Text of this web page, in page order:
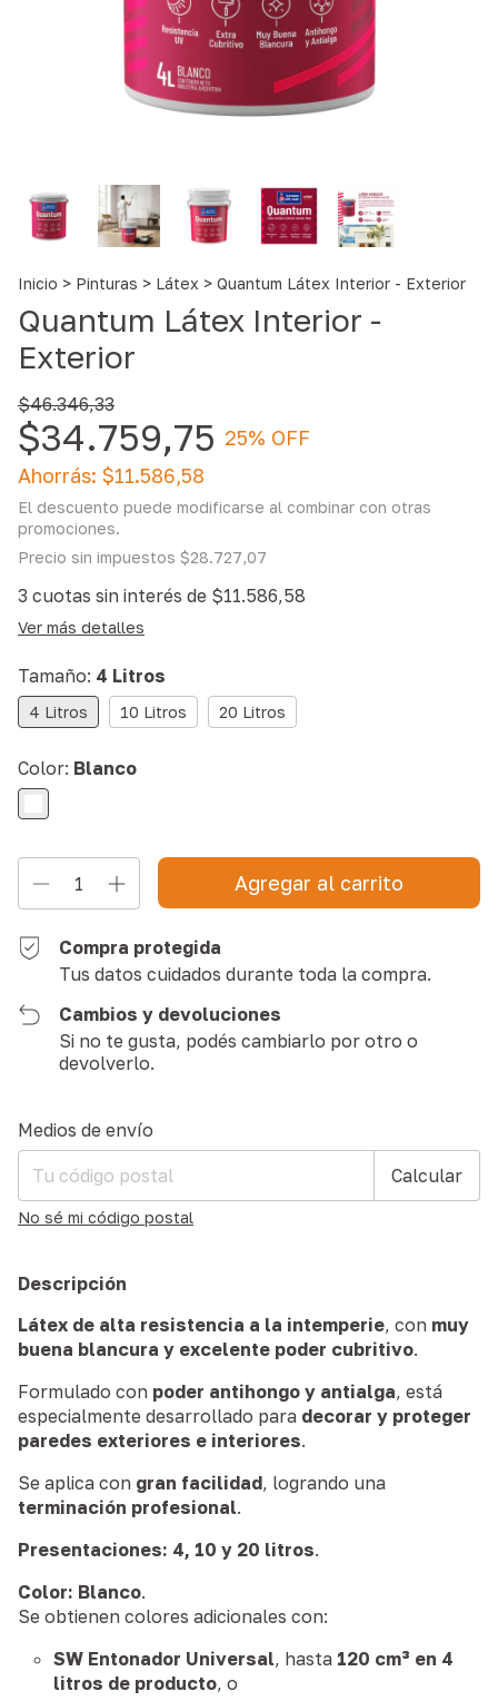
Inicio > Pinturas > Látex > Quantum Látex Interior - Exterior
Quantum Látex Interior -
Exterior
$46.346,33
$34.759,75 25% OFF
Ahorrás: $11.586,58
El descuento puede modificarse al combinar con otras
promociones.
Precio sin impuestos $28.727,07
3 cuotas sin interés de $11.586,58
Ver más detalles
Tamaño: 4 Litros
4 Litros 10 Litros 20 Litros
Color: Blanco
Compra protegida
Tus datos cuidados durante toda la compra.
Cambios y devoluciones
Si no te gusta, podés cambiarlo por otro o
devolverlo.
Entregas para el CP:
Medios de envío
Calcular
No sé mi código postal
Descripción
Látex de alta resistencia a la intemperie, con muy
buena blancura y excelente poder cubritivo.
Formulado con poder antihongo y antialga, está
especialmente desarrollado para decorar y proteger
paredes exteriores e interiores.
Se aplica con gran facilidad, logrando una
terminación profesional.
Presentaciones: 4, 10 y 20 litros.
Color: Blanco.
Se obtienen colores adicionales con:
SW Entonador Universal, hasta 120 cm³ en 4
litros de producto, o